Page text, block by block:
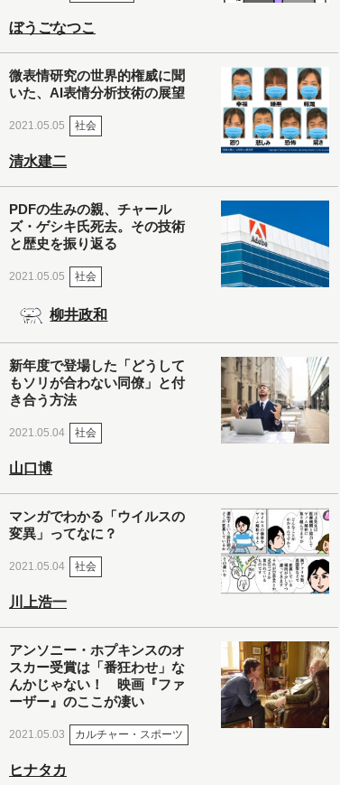
ぼうごなつこ
微表情研究の世界的権威に聞
いた、AI表情分析技術の展望
2021.05.05 社会
清水建二
PDFの生みの親、チャール
ズ・ゲシキ氏死去。その技術
と歴史を振り返る
2021.05.05 社会
柳井政和
新年度で登場した「どうして
もソリが合わない同僚」と付
き合う方法
2021.05.04 社会
山口博
マンガでわかる「ウイルスの
変異」ってなに？
2021.05.04 社会
川上浩一
アンソニー・ホプキンスのオ
スカー受賞は「番狂わせ」な
んかじゃない！ 映画『ファ
ーザー』のここが凄い
2021.05.03 カルチャー・スポーツ
ヒナタカ